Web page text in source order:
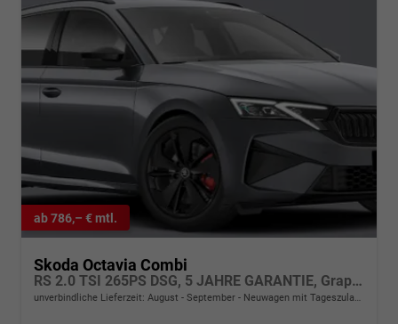
ab 786,– € mtl.
Skoda Octavia Combi
RS 2.0 TSI 265PS DSG, 5 JAHRE GARANTIE, Graphite-Grau, ANHÄNGERKUPPLUNG, 18"Alu, MATRIX-LED, NAVI, Elektr. Heckklappe, ACC, Kessy, Alarm, Climatronic, ParkAssist, PDC, Kamera, Sitzheizung, Privacy-Glas, Netztrennwand, Virtual Cockpit 10"
unverbindliche Lieferzeit: August - September Neuwagen mit Tageszulassung